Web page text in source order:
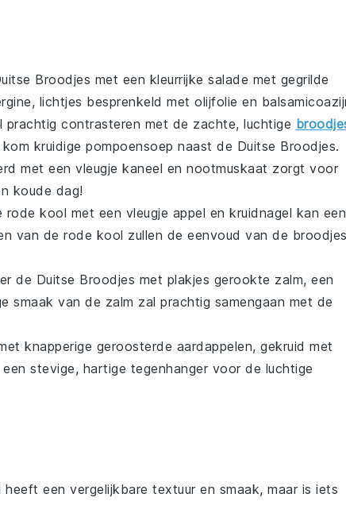
Broodjes met een kleurrijke salade met gegrilde
, lichtjes besprenkeld met olijfolie en
contrasteren met de zachte, luchtige
kruidige pompoensoep naast de Duitse Broodjes.
met een vleugje kaneel en nootmuskaat zorgt voor
koude dag!
rode kool met een vleugje appel en kruidnagel kan een
van de rode kool zullen de eenvoud van de
de Duitse Broodjes met plakjes gerookte zalm, een
smaak van de zalm zal prachtig samengaan met de
knapperige geroosterde aardappelen, gekruid met
stevige, hartige tegenhanger voor de luchtige
heeft een vergelijkbare textuur en smaak, maar is iets